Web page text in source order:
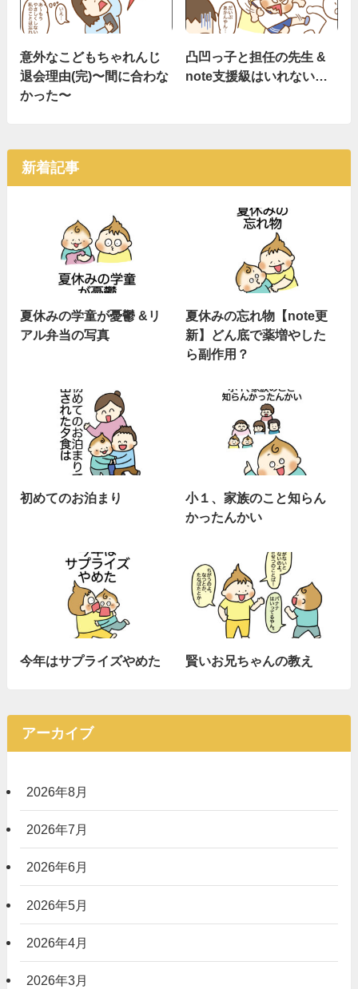
意外なこどもちゃれんじ
退会理由(完)〜間に合わな
かった〜
凸凹っ子と担任の先生 &
note支援級はいれない…
新着記事
夏休みの学童が憂鬱 &リ
アル弁当の写真
夏休みの忘れ物【note更
新】どん底で薬増やした
ら副作用？
初めてのお泊まり
小１、家族のこと知らん
かったんかい
今年はサプライズやめた 賢いお兄ちゃんの教え
アーカイブ
2026年8月
2026年7月
2026年6月
2026年5月
2026年4月
2026年3月